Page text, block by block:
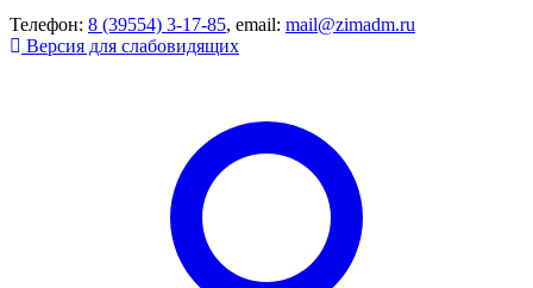
Телефон: 8 (39554) 3-17-85, email: mail@zimadm.ru
Версия для слабовидящих